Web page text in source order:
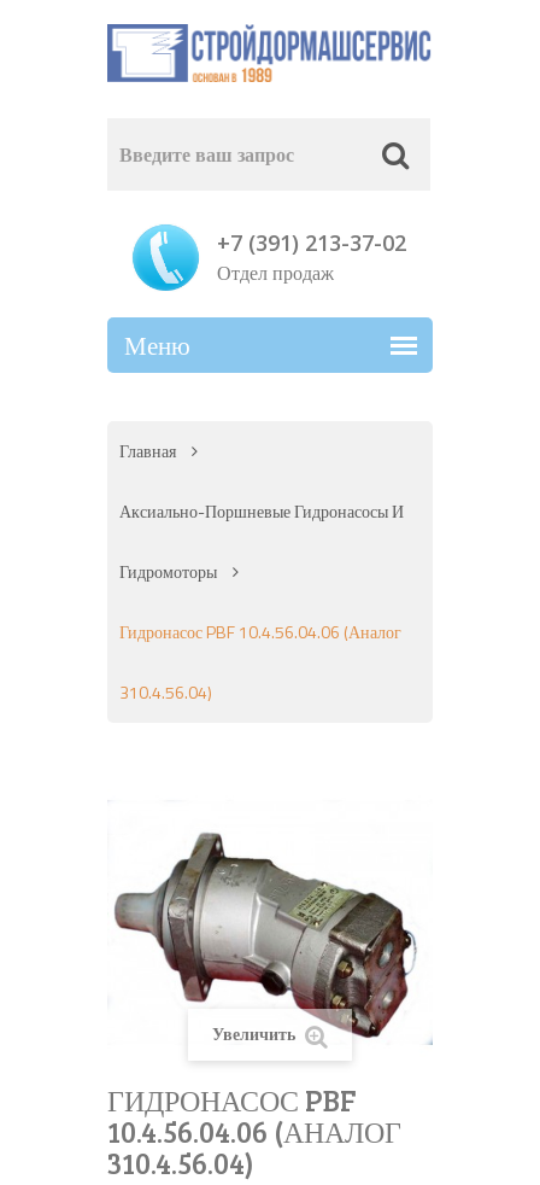
+7 (391) 213-37-02
Отдел продаж
Главная
Аксиально-Поршневые Гидронасосы И
Гидромоторы
Гидронасос PBF 10.4.56.04.06 (аналог
310.4.56.04)
Увеличить
ГИДРОНАСОС PBF
10.4.56.04.06 (АНАЛОГ
310.4.56.04)